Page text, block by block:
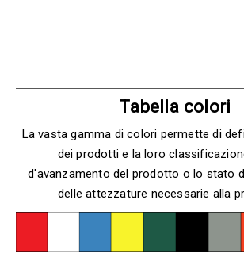
Tabella colori
La vasta gamma di colori permette di
dei prodotti e la loro
d'avanzamento del prodotto o lo stato
delle attezzature necessarie alla